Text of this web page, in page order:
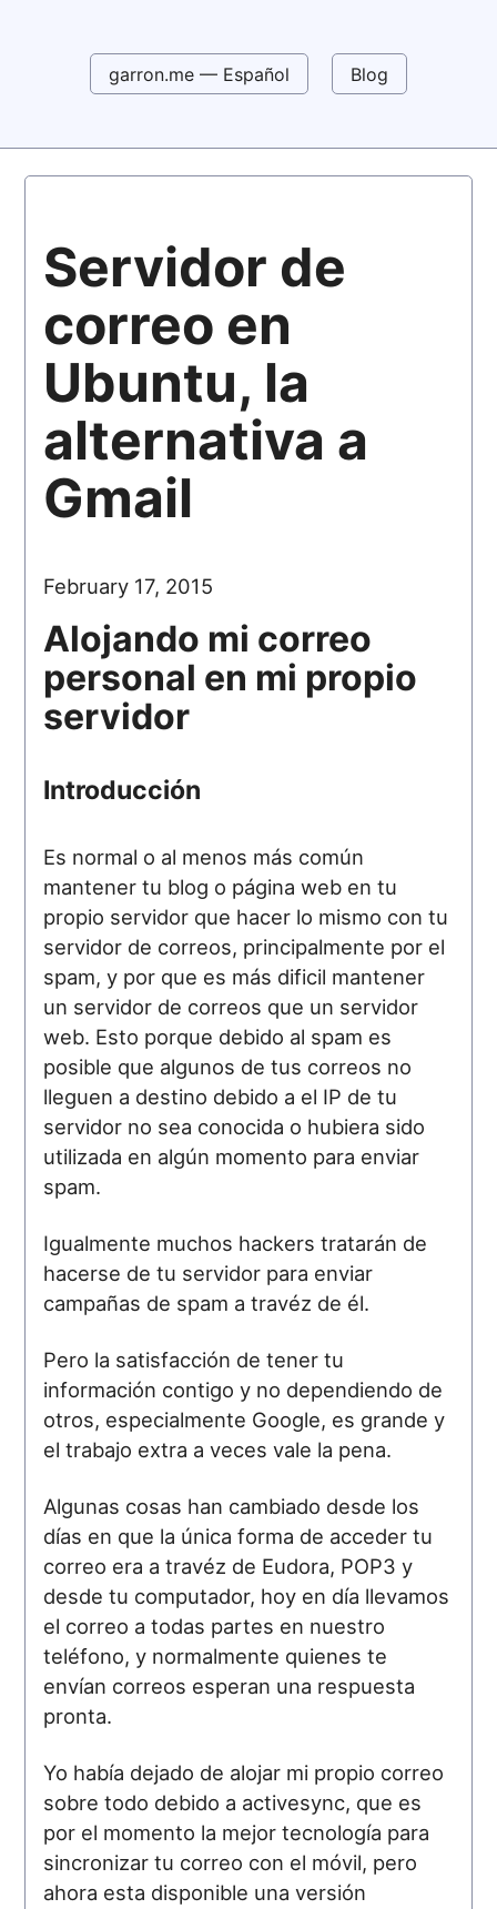
garron.me — Español Blog
Servidor de
correo en
Ubuntu, la
alternativa a
Gmail
February 17, 2015
Alojando mi correo
personal en mi propio
servidor
Introducción
Es normal o al menos más común
mantener tu blog o página web en tu
propio servidor que hacer lo mismo con tu
servidor de correos, principalmente por el
spam, y por que es más dificil mantener
un servidor de correos que un servidor
web. Esto porque debido al spam es
posible que algunos de tus correos no
lleguen a destino debido a el IP de tu
servidor no sea conocida o hubiera sido
utilizada en algún momento para enviar
spam.
Igualmente muchos hackers tratarán de
hacerse de tu servidor para enviar
campañas de spam a travéz de él.
Pero la satisfacción de tener tu
información contigo y no dependiendo de
otros, especialmente Google, es grande y
el trabajo extra a veces vale la pena.
Algunas cosas han cambiado desde los
días en que la única forma de acceder tu
correo era a travéz de Eudora, POP3 y
desde tu computador, hoy en día llevamos
el correo a todas partes en nuestro
teléfono, y normalmente quienes te
envían correos esperan una respuesta
pronta.
Yo había dejado de alojar mi propio correo
sobre todo debido a activesync, que es
por el momento la mejor tecnología para
sincronizar tu correo con el móvil, pero
ahora esta disponible una versión